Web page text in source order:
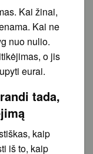
Kai žinai,
Kai ne
nuo nulio.
o jis
eurai.
tada,
kaip
iš to, kaip